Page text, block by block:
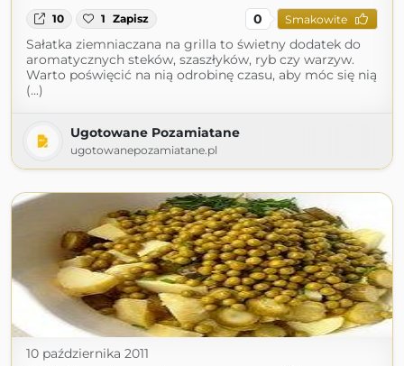
10 1 Zapisz 0 Smakowite
Sałatka ziemniaczana na grilla to świetny dodatek do
aromatycznych steków, szaszłyków, ryb czy warzyw.
Warto poświęcić na nią odrobinę czasu, aby móc się nią
(...)
Ugotowane Pozamiatane
ugotowanepozamiatane.pl
10 października 2011